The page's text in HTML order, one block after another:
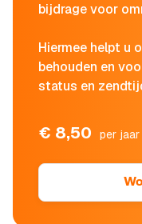
bijdrage voor
Hiermee helpt u
behouden en
status en
€ 8,50 per jaar